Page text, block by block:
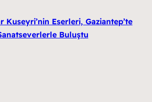
Kuseyri’nin Eserleri, Gaziantep’te
Buluştu